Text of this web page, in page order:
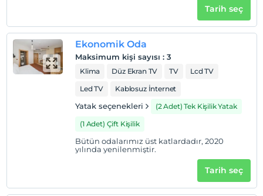
Tarih seç
Ekonomik Oda
Maksimum kişi sayısı : 3
Klima Düz Ekran TV TV
Lcd TV
Led TV
Kablosuz İnternet
Yatak seçenekleri
(2 Adet) Tek Kişilik Yatak
(1 Adet) Çift Kişilik
Bütün odalarımız üst katlardadır, 2020
yılında yenilenmiştir.
Tarih seç